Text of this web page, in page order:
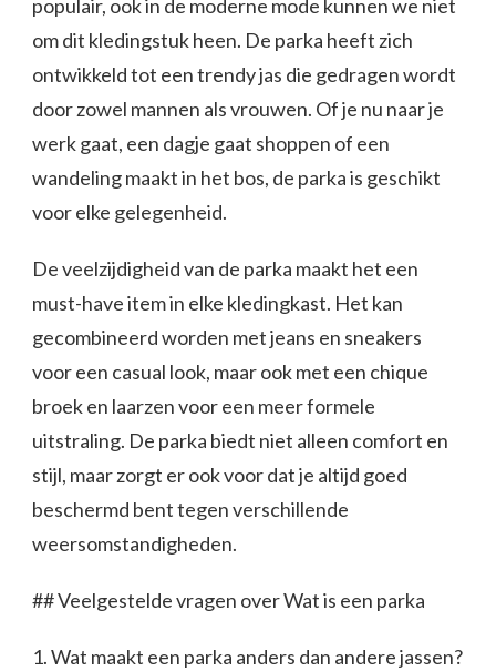
populair, ook in de moderne mode kunnen we niet
om dit kledingstuk heen. De parka heeft zich
ontwikkeld tot een trendy jas die gedragen wordt
door zowel mannen als vrouwen. Of je nu naar je
werk gaat, een dagje gaat shoppen of een
wandeling maakt in het bos, de parka is geschikt
voor elke gelegenheid.
De veelzijdigheid van de parka maakt het een
must-have item in elke kledingkast. Het kan
gecombineerd worden met jeans en sneakers
voor een casual look, maar ook met een chique
broek en laarzen voor een meer formele
uitstraling. De parka biedt niet alleen comfort en
stijl, maar zorgt er ook voor dat je altijd goed
beschermd bent tegen verschillende
weersomstandigheden.
## Veelgestelde vragen over Wat is een parka
1. Wat maakt een parka anders dan andere jassen?